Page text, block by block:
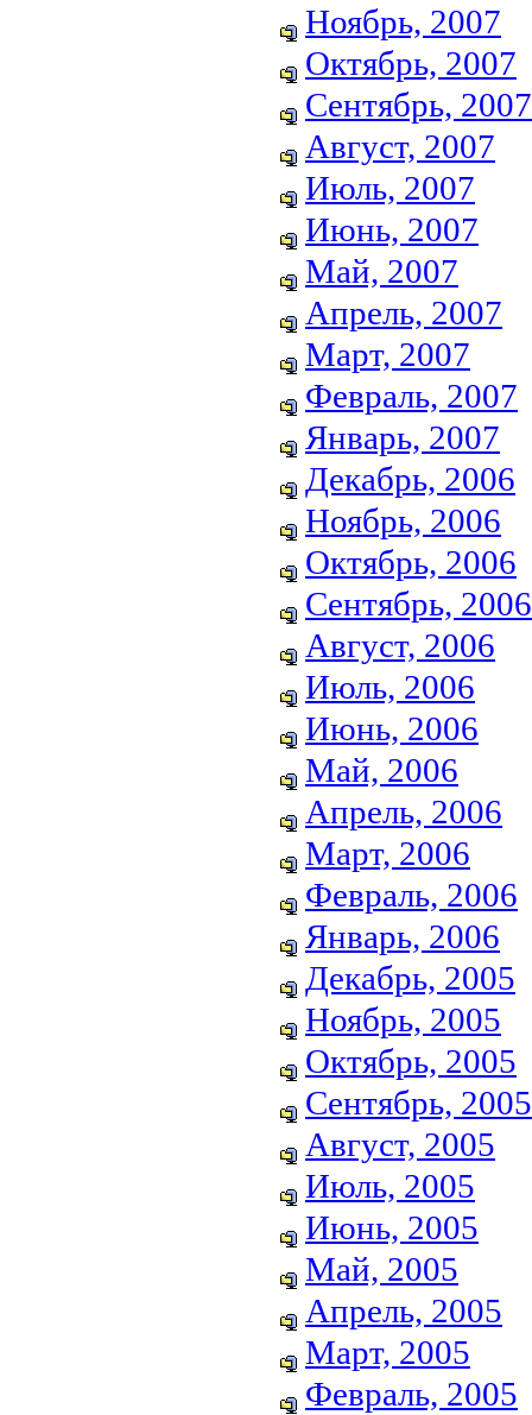
Ноябрь, 2007
Октябрь, 2007
Сентябрь, 2007
Август, 2007
Июль, 2007
Июнь, 2007
Май, 2007
Апрель, 2007
Март, 2007
Февраль, 2007
Январь, 2007
Декабрь, 2006
Ноябрь, 2006
Октябрь, 2006
Сентябрь, 2006
Август, 2006
Июль, 2006
Июнь, 2006
Май, 2006
Апрель, 2006
Март, 2006
Февраль, 2006
Январь, 2006
Декабрь, 2005
Ноябрь, 2005
Октябрь, 2005
Сентябрь, 2005
Август, 2005
Июль, 2005
Июнь, 2005
Май, 2005
Апрель, 2005
Март, 2005
Февраль, 2005